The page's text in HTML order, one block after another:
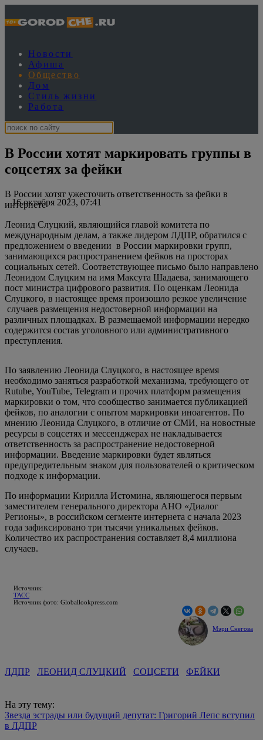
Новости
Афиша
Общество
Дом
Стиль жизни
Работа
В России хотят маркировать группы в
соцсетях за фейки
16 октября 2023, 07:41
В России хотят ужесточить ответственность за фейки в
интернете
Леонид Слуцкий, являющийся главой комитета по
международным делам, а также лидером ЛДПР, обратился с
предложением о введении в России маркировки групп,
занимающихся распространением фейков на просторах
социальных сетей. Соответствующее письмо было направлено
Леонидом Слуцким на имя Максута Шадаева, занимающего
пост министра цифрового развития. По оценкам Леонида
Слуцкого, в настоящее время произошло резкое увеличение
случаев размещения недостоверной информации на
различных площадках. В размещаемой информации нередко
содержится состав уголовного или административного
преступления.
По заявлению Леонида Слуцкого, в настоящее время
необходимо заняться разработкой механизма, требующего от
Rutube, YouTube, Telegram и прочих платформ размещения
маркировки о том, что сообщество занимается публикацией
фейков, по аналогии с опытом маркировки иноагентов. По
мнению Леонида Слуцкого, в отличие от СМИ, на новостные
ресурсы в соцсетях и мессенджерах не накладывается
ответственность за распространение недостоверной
информации. Введение маркировки будет являться
предупредительным знаком для пользователей о критическом
подходе к информации.
По информации Кирилла Истомина, являющегося первым
заместителем генерального директора АНО «Диалог
Регионы», в российском сегменте интернета с начала 2023
года зафиксировано три тысячи уникальных фейков.
Количество их распространения составляет 8,4 миллиона
случаев.
Источник:
ТАСС
Источник фото: Globallookpress.com
Мэри Снегова
ЛДПР ЛЕОНИД СЛУЦКИЙ СОЦСЕТИ ФЕЙКИ
На эту тему:
Звезда эстрады или будущий депутат: Григорий Лепс вступил
в ЛДПР